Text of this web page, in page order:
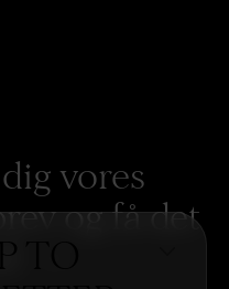
TO
vores
og få det